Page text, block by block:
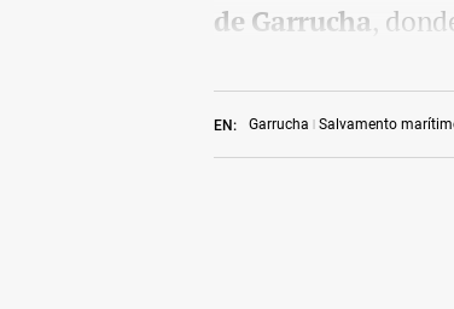
EN: Garrucha Salvamento
de Garrucha,